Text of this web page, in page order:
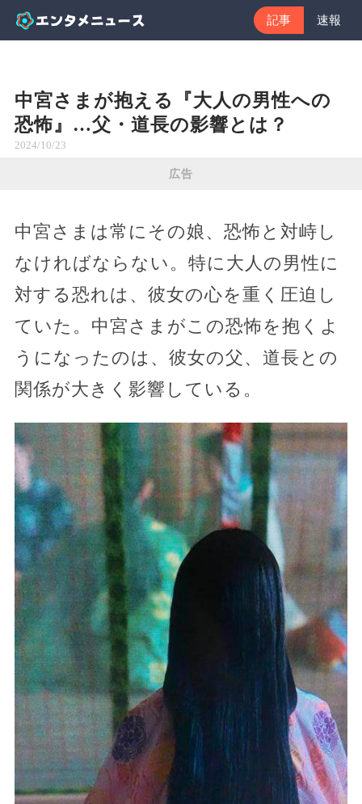
記事 速報
中宮さまが抱える『大人の男性への
恐怖』…父・道長の影響とは？
2024/10/23
広告
中宮さまは常にその娘、恐怖と対峙し
なければならない。特に大人の男性に
対する恐れは、彼女の心を重く圧迫し
ていた。中宮さまがこの恐怖を抱くよ
うになったのは、彼女の父、道長との
関係が大きく影響している。